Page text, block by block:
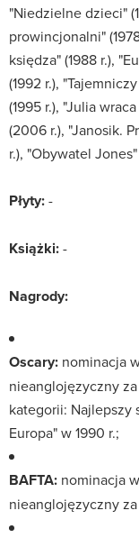
"Niedzielne dzieci"
prowincjonalni"
księdza" (1988 r.),
(1992 r.),
(1995 r.), "Julia
(2006 r.), "Janosik.
r.), "Obywatel
Płyty:-
Książki:-
Nagrody:
Oscary: nominacja
nieanglojęzyczny
kategorii: Najlepszy
Europa" w 1990 r.;
BAFTA: nominacja
nieanglojęzyczny za